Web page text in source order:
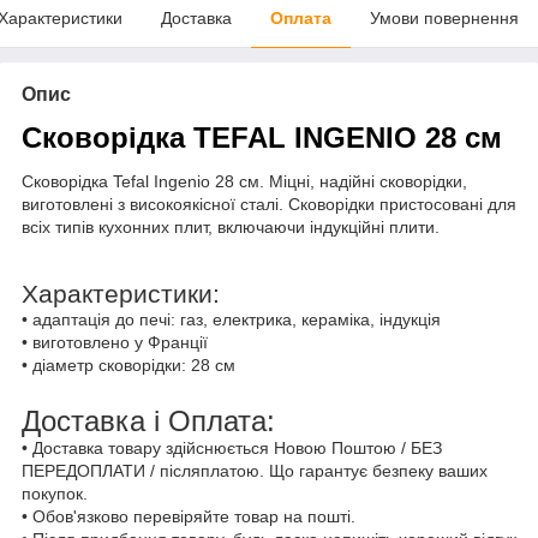
Доставка Оплата Умови повернення
Опис
Сковорідка TEFAL INGENIO 28 см
Сковорідка Tefal Ingenio 28 см. Міцні, надійні сковорідки,
виготовлені з високоякісної сталі. Сковорідки пристосовані для
всіх типів кухонних плит, включаючи індукційні плити.
Характеристики:
• адаптація до печі: газ, електрика, кераміка, індукція
• виготовлено у Франції
• діаметр сковорідки: 28 см
Доставка і Оплата:
• Доставка товару здійснюється Новою Поштою / БЕЗ
ПЕРЕДОПЛАТИ / післяплатою. Що гарантує безпеку ваших
покупок.
• Обов'язково перевіряйте товар на пошті.